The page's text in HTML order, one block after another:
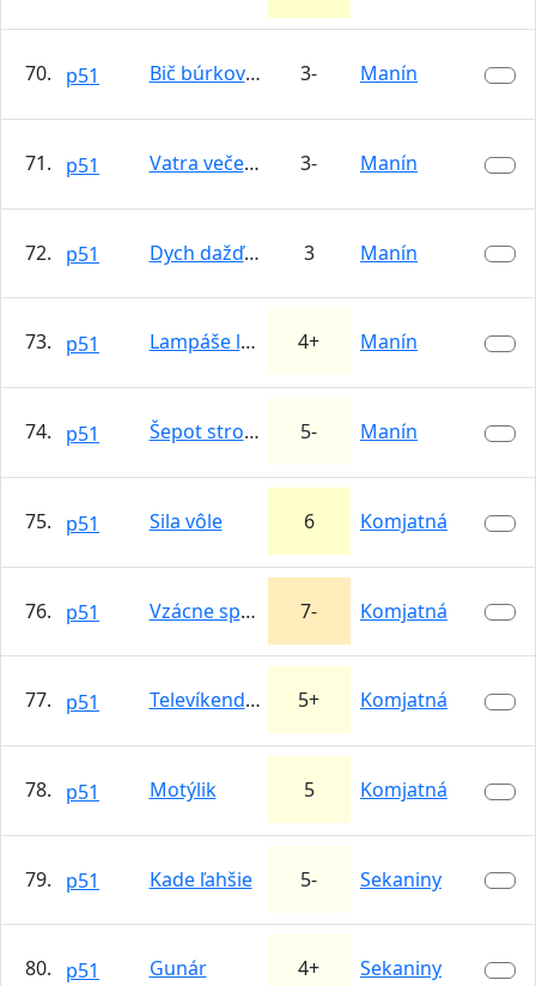
70. p51 Bič búrkovej bosorky 3- Manín
71. p51 Vatra večernej víly 3- Manín
72. p51 Dych dažďového ducha 3 Manín
73. p51 Lampáše letných loptošov 4+ Manín
74. p51 Šepot stromových škriatkov 5- Manín
75. p51 Sila vôle 6 Komjatná
76. p51 Vzácne spojenie 7- Komjatná
77. p51 Televíkendová 5+ Komjatná
78. p51 Motýlik 5 Komjatná
79. p51 Kade ľahšie 5- Sekaniny
80. p51 Gunár 4+ Sekaniny